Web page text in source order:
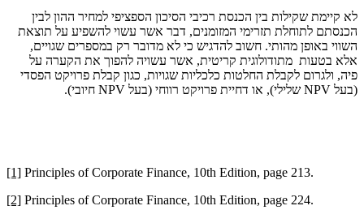
לא קיימת שקילות בין הכנסת רכיבי הסיכון הספציפי למחיר ההון לבין
הכנסתם לתוחלת תזרימי המזומנים, דבר אשר עשוי להשפיע על תוצאת
השווי באופן מהותי. חשוב להדגיש כי לא מדובר רק במספרים שגויים,
אלא בטעות מתודולוגית קריטית, אשר עשויה להפוך את הקערה על
פיה, ולגרום לקבלת החלטות כלכליות שגויות, כגון קבלת פרויקט הפסדי
(בעל NPV שלילי), או דחיית פרויקט רווחי (בעל NPV חיובי).
[1] Principles of Corporate Finance, 10th Edition, page 213.
[2] Principles of Corporate Finance, 10th Edition, page 224.